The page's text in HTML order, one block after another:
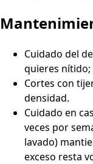
Cuidado del
quieres nítido;
Cortes con
densidad.
Cuidado en
veces por
lavado)
exceso resta